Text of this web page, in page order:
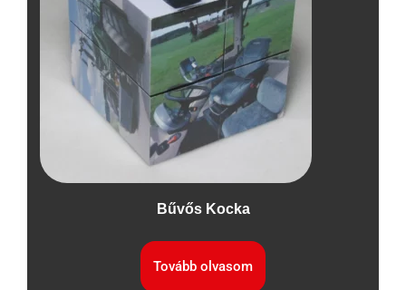
Bűvős Kocka
Tovább olvasom